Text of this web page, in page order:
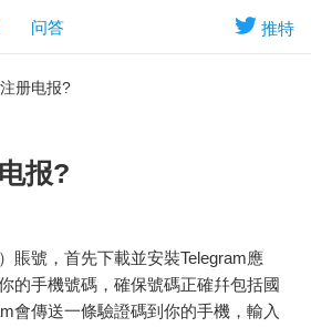
推特
问答
册电报?
报?
賬號，首先下載並安裝Telegram應
的手機號碼，確保號碼正確幷包括國
會傳送一條驗證碼到你的手機，輸入